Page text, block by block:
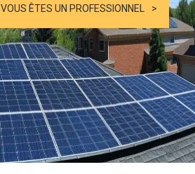
VOUS ÊTES UN PROFESSIONNEL